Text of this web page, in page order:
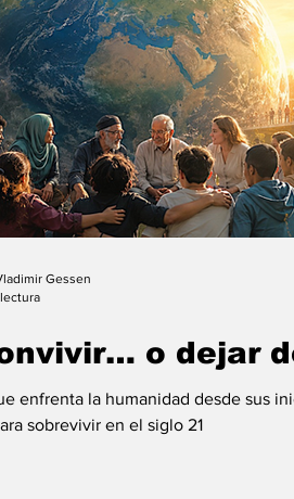
o dejar
enfrenta la humanidad desde sus
sobrevivir en el siglo 21
Gessen